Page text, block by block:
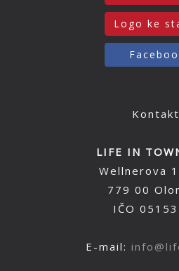
Logo ke
LIFE IN
Wellnerova
779 00
IČO
E-mail: